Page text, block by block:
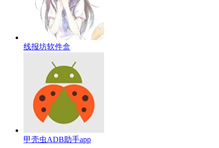
线报坊软件盒
甲壳虫ADB助手app